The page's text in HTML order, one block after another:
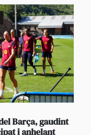
Barça, gaudint
i anhelant